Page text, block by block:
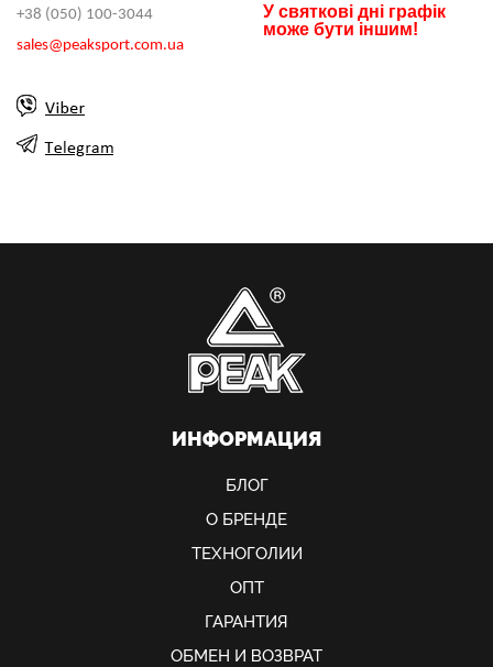
+38 (050) 100-3044
sales@peaksport.com.ua
У святкові дні графік
може бути іншим!
ИНФОРМАЦИЯ
БЛОГ
О БРЕНДЕ
ТЕХНОГОЛИИ
ОПТ
ГАРАНТИЯ
ОБМЕН И ВОЗВРАТ